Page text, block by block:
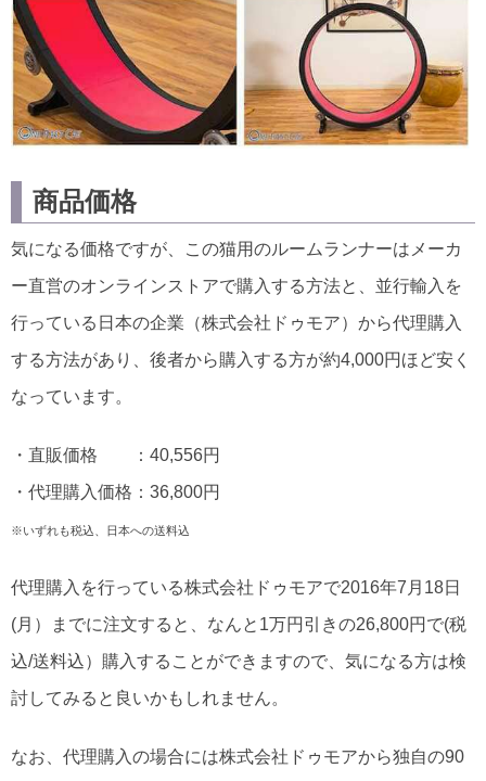
商品価格
気になる価格ですが、この猫用のルームランナーはメーカ
ー直営のオンラインストアで購入する方法と、並行輸入を
行っている日本の企業（株式会社ドゥモア）から代理購入
する方法があり、後者から購入する方が約4,000円ほど安く
なっています。
・直販価格 ：40,556円
・代理購入価格：36,800円
※いずれも税込、日本への送料込
代理購入を行っている株式会社ドゥモアで2016年7月18日
(月）までに注文すると、なんと1万円引きの26,800円で(税
込/送料込）購入することができますので、気になる方は検
討してみると良いかもしれません。
なお、代理購入の場合には株式会社ドゥモアから独自の90